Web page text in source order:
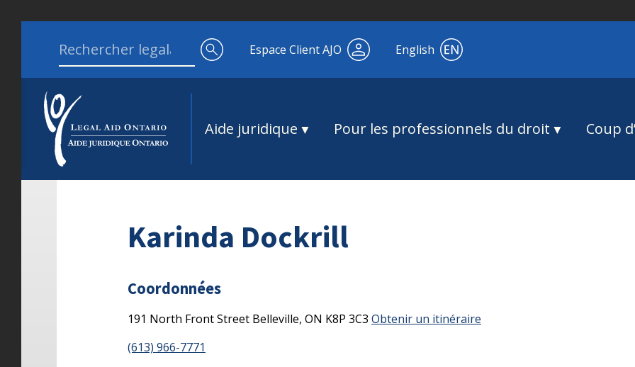
Search for:
Espace Client AJO English
Aide juridique Pour les professionnels du droit Coup
Karinda Dockrill
Coordonnées
191 North Front Street Belleville, ON K8P 3C3 Obtenir un itinéraire
(613) 966-7771